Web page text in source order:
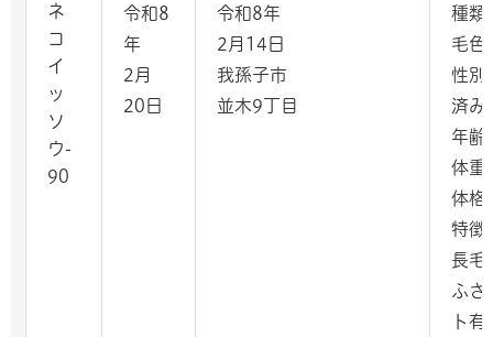
ネ
コ
イ
ッ
ソ
ウ-
90
令和8
年
2月
20日
令和8年
2月14日
我孫子市
並木9丁目
種類
毛色
性別
済み
年齢
体重
体格
特徴
長毛
ふさ
ト